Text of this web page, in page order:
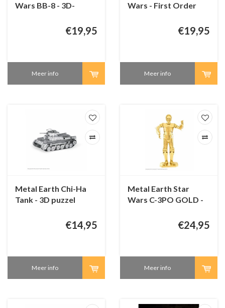
Wars BB-8 - 3D-
€19,95
Meer info
Wars - First Order
€19,95
Meer info
Metal Earth Chi-Ha
Tank - 3D puzzel
€14,95
Meer info
Metal Earth Star
Wars C-3PO GOLD -
€24,95
Meer info